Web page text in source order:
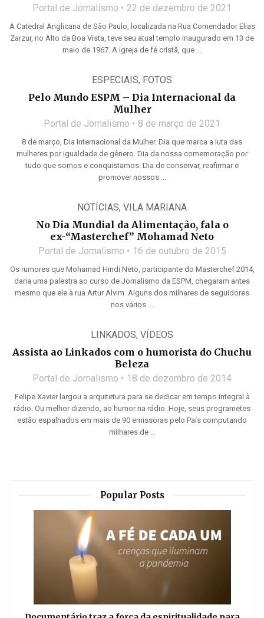
Portal de Jornalismo 22 de dezembro de 2021
A Catedral Anglicana de São Paulo, localizada na Rua Comendador Elias
Zarzur, no Alto da Boa Vista, teve seu atual templo inaugurado em 13 de
maio de 1967. A igreja de fé cristã, que ...
ESPECIAIS, FOTOS
Pelo Mundo ESPM – Dia Internacional da
Mulher
Portal de Jornalismo 8 de março de 2021
8 de março, Dia Internacional da Mulher. Dia que marca a luta das
mulheres por igualdade de gênero. Dia da nossa comemoração por
tudo que somos e conquistamos. Dia de conservar, reafirmar e
promover nossos ...
NOTÍCIAS, VILA MARIANA
No Dia Mundial da Alimentação, fala o
ex-“Masterchef” Mohamad Neto
Portal de Jornalismo 16 de outubro de 2015
Os rumores que Mohamad Hindi Neto, participante do Masterchef 2014,
daria uma palestra ao curso de Jornalismo da ESPM, chegaram antes
mesmo que ele à rua Artur Alvim. Alguns dos milhares de seguidores
nos vários ...
LINKADOS, VÍDEOS
Assista ao Linkados com o humorista do Chuchu
Beleza
Portal de Jornalismo 18 de dezembro de 2014
Felipe Xavier largou a arquitetura para se dedicar em tempo integral à
rádio. Ou melhor dizendo, ao humor na rádio. Hoje, seus programetes
estão espalhados em mais de 90 emissoras pelo País computando
milhares de ...
Popular Posts